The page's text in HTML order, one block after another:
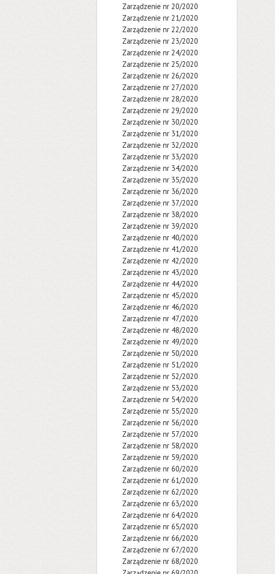
Zarządzenie nr 20/2020
Zarządzenie nr 21/2020
Zarządzenie nr 22/2020
Zarządzenie nr 23/2020
Zarządzenie nr 24/2020
Zarządzenie nr 25/2020
Zarządzenie nr 26/2020
Zarządzenie nr 27/2020
Zarządzenie nr 28/2020
Zarządzenie nr 29/2020
Zarządzenie nr 30/2020
Zarządzenie nr 31/2020
Zarządzenie nr 32/2020
Zarządzenie nr 33/2020
Zarządzenie nr 34/2020
Zarządzenie nr 35/2020
Zarządzenie nr 36/2020
Zarządzenie nr 37/2020
Zarządzenie nr 38/2020
Zarządzenie nr 39/2020
Zarządzenie nr 40/2020
Zarządzenie nr 41/2020
Zarządzenie nr 42/2020
Zarządzenie nr 43/2020
Zarządzenie nr 44/2020
Zarządzenie nr 45/2020
Zarządzenie nr 46/2020
Zarządzenie nr 47/2020
Zarządzenie nr 48/2020
Zarządzenie nr 49/2020
Zarządzenie nr 50/2020
Zarządzenie nr 51/2020
Zarządzenie nr 52/2020
Zarządzenie nr 53/2020
Zarządzenie nr 54/2020
Zarządzenie nr 55/2020
Zarządzenie nr 56/2020
Zarządzenie nr 57/2020
Zarządzenie nr 58/2020
Zarządzenie nr 59/2020
Zarządzenie nr 60/2020
Zarządzenie nr 61/2020
Zarządzenie nr 62/2020
Zarządzenie nr 63/2020
Zarządzenie nr 64/2020
Zarządzenie nr 65/2020
Zarządzenie nr 66/2020
Zarządzenie nr 67/2020
Zarządzenie nr 68/2020